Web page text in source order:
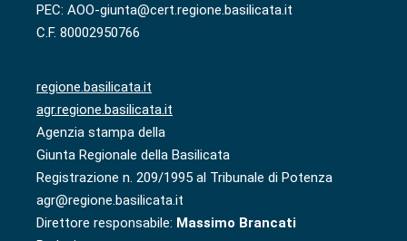
PEC: AOO-giunta@cert.regione.basilicata.it
C.F. 80002950766
regione.basilicata.it
agr.regione.basilicata.it
Agenzia stampa della
Giunta Regionale della Basilicata
Registrazione n. 209/1995 al Tribunale di Potenza
agr@regione.basilicata.it
Direttore responsabile: Massimo Brancati